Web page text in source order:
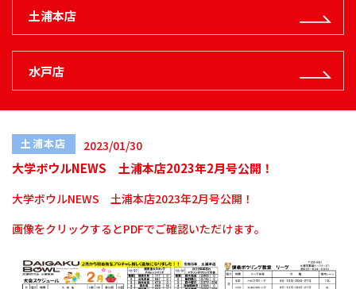
土浦本店
水戸店
土浦本店 2023/01/30
大学ボウルNEWS 土浦本店2023年2月号公開！
大学ボウルNEWS 土浦本店2023年2月号公開！
画像をクリックするとPDFでご確認いただけます。